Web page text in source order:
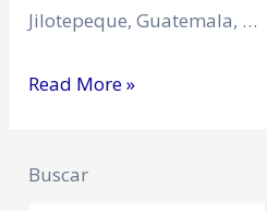
Jilotepeque, Guatemala, …
Read More »
Buscar